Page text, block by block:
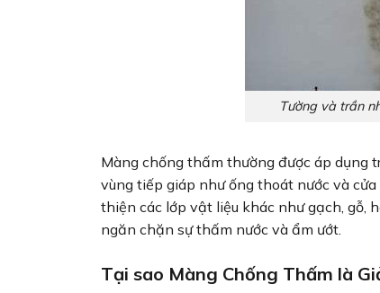
Tường và trần
Màng chống thấm thường được áp dụng
vùng tiếp giáp như ống thoát nước và
thiện các lớp vật liệu khác như gạch, gỗ,
ngăn chặn sự thấm nước và ẩm ướt.
Tại sao Màng Chống Thấm là